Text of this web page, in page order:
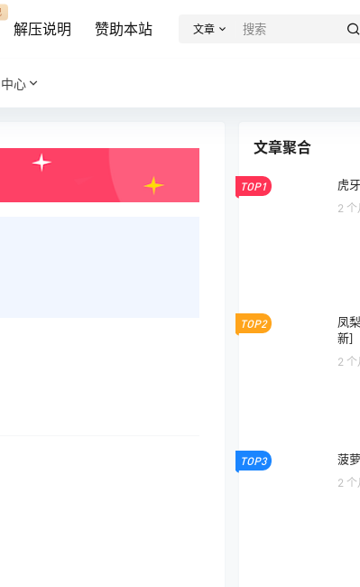
解压说明 赞助本站 文章
心
文章聚合
TOP1 虎
2 个
TOP2
凤
新]
2 个
TOP3 菠
2 个